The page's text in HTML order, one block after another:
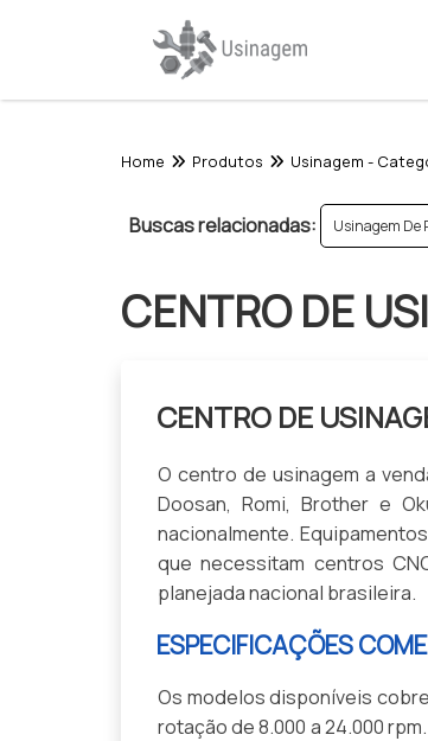
Home Produtos Usinagem -
Buscas relacionadas: Usinagem De
CENTRO DE
CENTRO DE
O centro de usinagem a
Doosan, Romi, Brother e
nacionalmente.
que necessitam centros
planejada nacional brasileira.
ESPECIFICAÇÕES
Os modelos disponíveis
rotação de 8.000 a 24.000